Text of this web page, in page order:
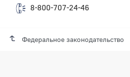
8-800-707-24-46
Федеральное законодательство